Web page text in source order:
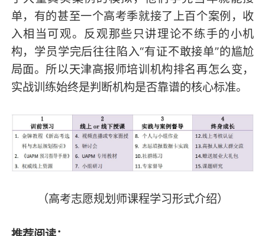
单，有的甚至一个高考季就接了上百个案例，收
入相当可观。反观那些只讲理论不练手的小机
构，学员学完后往往陷入“有证不敢接单”的尴尬
局面。所以天津高报师培训机构排名再怎么变，
实战训练始终是判断机构是否靠谱的核心标准。
（高考志愿规划师课程学习形式介绍）